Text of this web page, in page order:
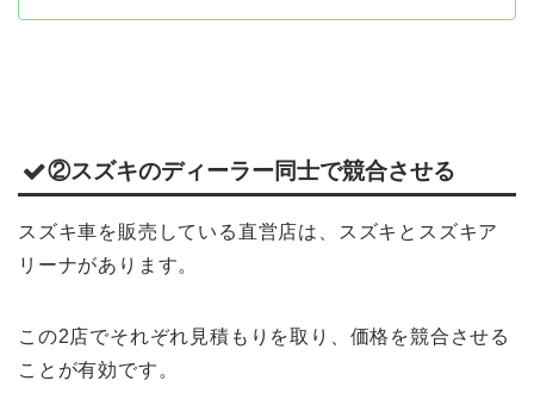
②スズキのディーラー同士で競合させる
スズキ車を販売している直営店は、スズキとスズキア
リーナがあります。
この2店でそれぞれ見積もりを取り、価格を競合させる
ことが有効です。